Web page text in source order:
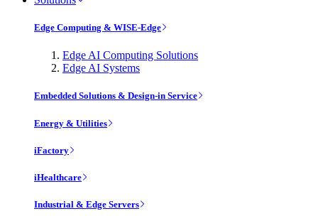
Edge Computing & WISE-Edge
Edge AI Computing Solutions
Edge AI Systems
Embedded Solutions & Design-in Service
Energy & Utilities
iFactory
iHealthcare
Industrial & Edge Servers